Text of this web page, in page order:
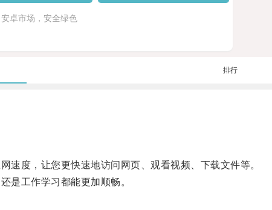
安卓市场，安全绿色
排行
度，让您更快速地访问网页、观看视频、下载文件等。
工作学习都能更加顺畅。